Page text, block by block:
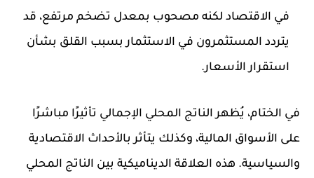
في الاقتصاد لكنه مصحوب بمعدل تضخم مرتفع، قد
يتردد المستثمرون في الاستثمار بسبب القلق بشأن
استقرار الأسعار.
في الختام، يُظهر الناتج المحلي الإجمالي تأثيرًا مباشرًا
على الأسواق المالية، وكذلك يتأثر بالأحداث الاقتصادية
والسياسية. هذه العلاقة الديناميكية بين الناتج المحلي